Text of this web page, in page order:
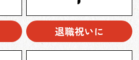
退職祝いに